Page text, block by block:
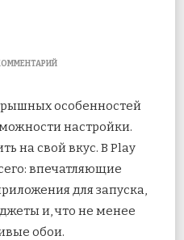
К
СВОИ
ЖИВЫЕ
ОБОИ
ANDROID
особенностей
настройки.
на свой вкус. В Play
впечатляющие
для запуска,
и, что не менее
обои.